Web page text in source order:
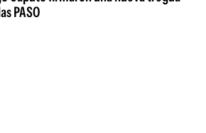
PASO